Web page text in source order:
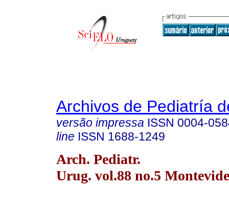
Archivos de Pediatría
versão impressa ISSN 0004-
line ISSN 1688-1249
Arch. Pediatr.
Urug. vol.88 no.5